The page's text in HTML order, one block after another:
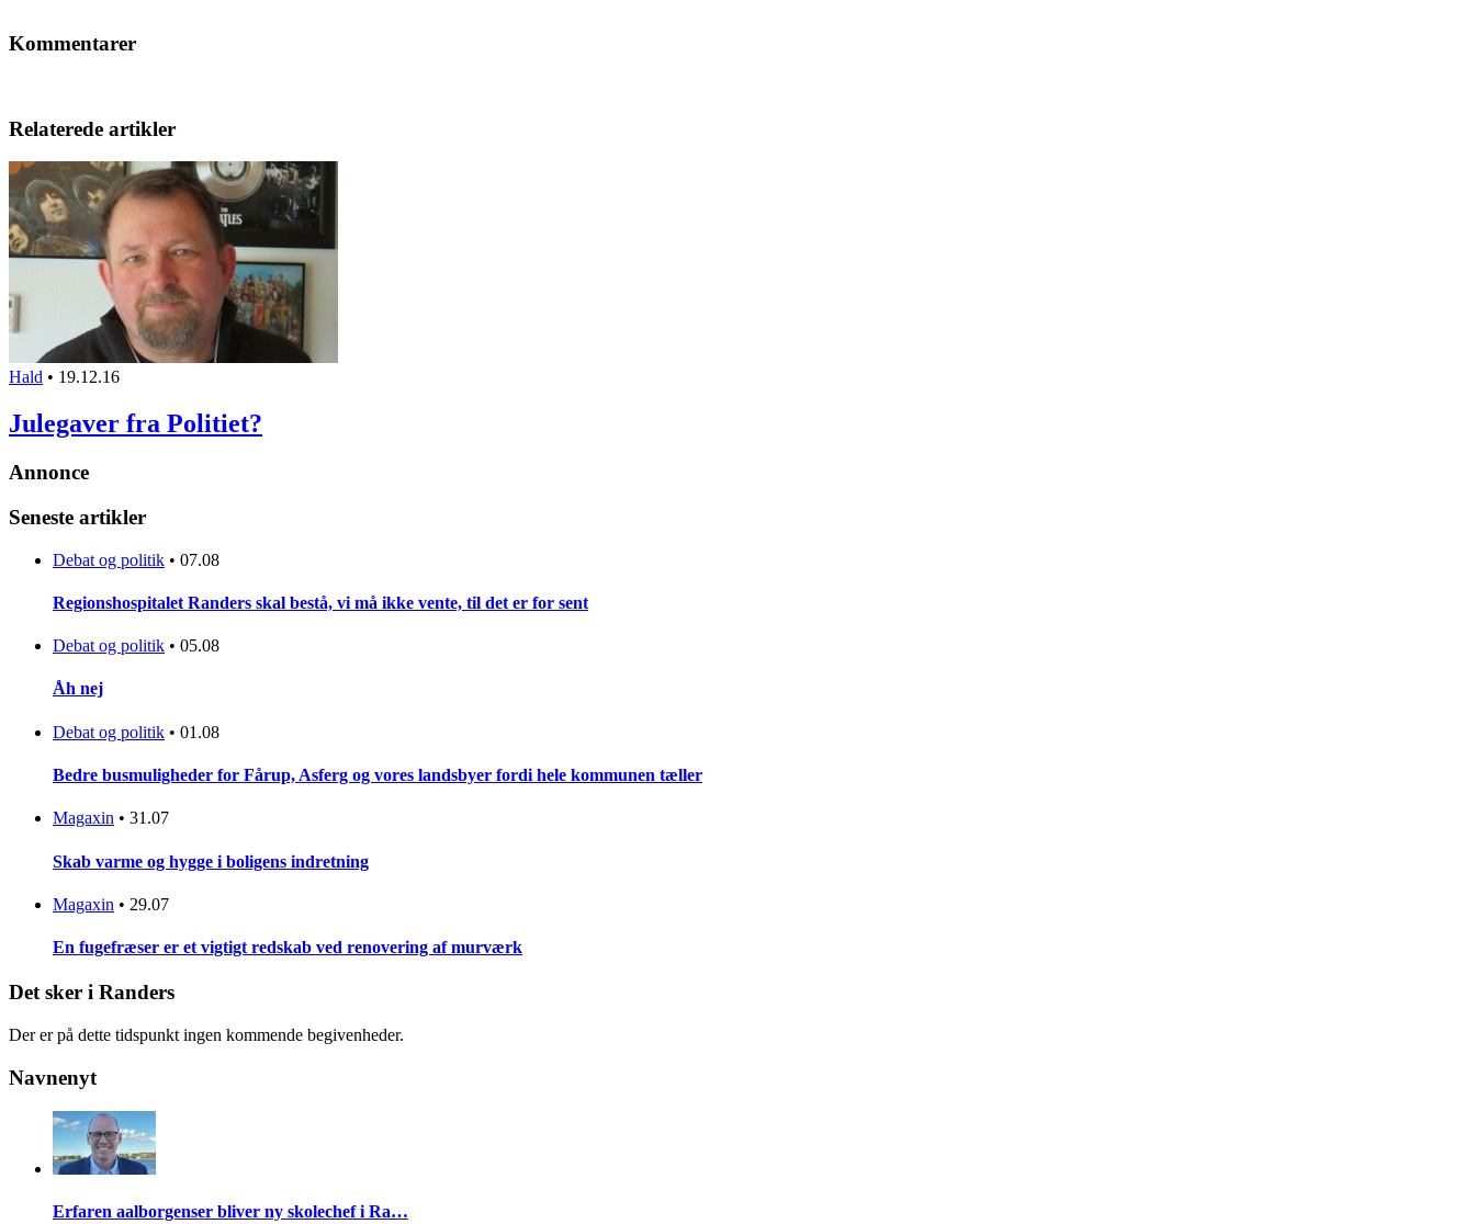
Kommentarer
Relaterede artikler
Hald • 19.12.16
Julegaver fra Politiet?
Annonce
Seneste artikler
Debat og politik • 07.08
Regionshospitalet Randers skal bestå, vi må ikke vente, til det er for sent
Debat og politik • 05.08
Åh nej
Debat og politik • 01.08
Bedre busmuligheder for Fårup, Asferg og vores landsbyer fordi hele kommunen tæller
Magaxin • 31.07
Skab varme og hygge i boligens indretning
Magaxin • 29.07
En fugefræser er et vigtigt redskab ved renovering af murværk
Det sker i Randers
Der er på dette tidspunkt ingen kommende begivenheder.
Navnenyt
Erfaren aalborgenser bliver ny skolechef i Ra…